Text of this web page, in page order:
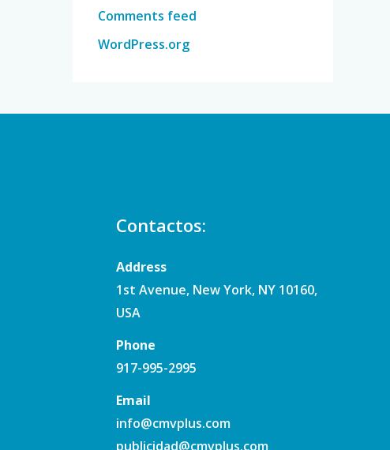
Comments feed
WordPress.org
Contactos:
Address
1st Avenue, New York, NY 10160,
USA
Phone
917-995-2995
Email
info@cmvplus.com
publicidad@cmvplus.com